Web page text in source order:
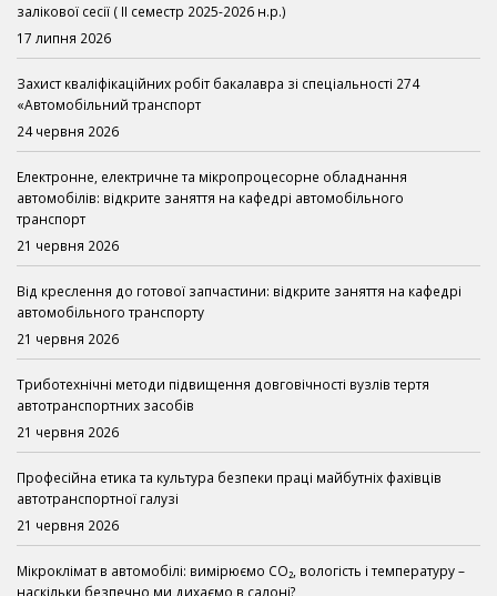
залікової сесії ( ІІ семестр 2025-2026 н.р.)
17 липня 2026
Захист кваліфікаційних робіт бакалавра зі спеціальності 274
«Автомобільний транспорт
24 червня 2026
Електронне, електричне та мікропроцесорне обладнання
автомобілів: відкрите заняття на кафедрі автомобільного
транспорт
21 червня 2026
Від креслення до готової запчастини: відкрите заняття на кафедрі
автомобільного транспорту
21 червня 2026
Триботехнічні методи підвищення довговічності вузлів тертя
автотранспортних засобів
21 червня 2026
Професійна етика та культура безпеки праці майбутніх фахівців
автотранспортної галузі
21 червня 2026
Мікроклімат в автомобілі: вимірюємо CO₂, вологість і температуру –
наскільки безпечно ми дихаємо в салоні?